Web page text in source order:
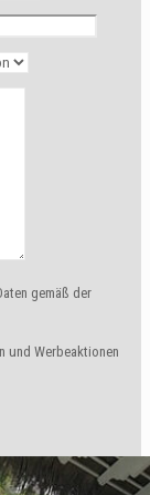
gemäß der
und Werbeaktionen